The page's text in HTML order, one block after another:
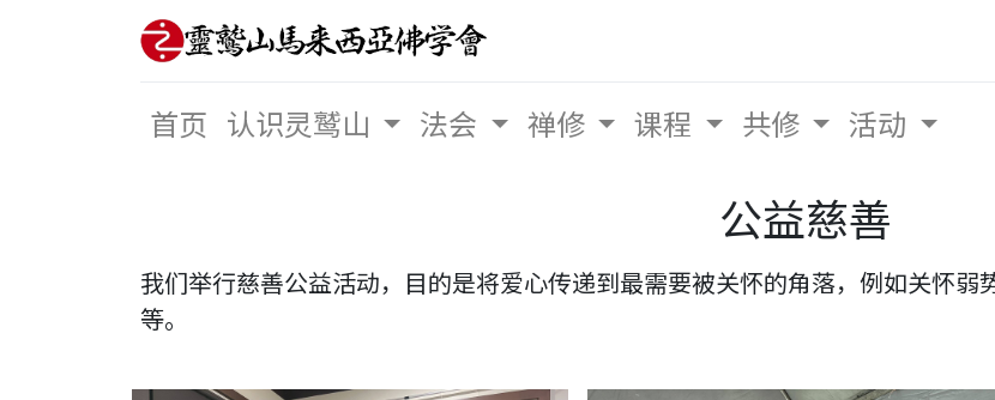
首页 认识灵鹫山 法会 禅修 课程 共修 活动
公益慈善
我们举行慈善公益活动，目的是将爱心传递到最需要被关怀的角落，例如关怀
等。